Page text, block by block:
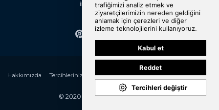
info@yursat.com.tr
Bizi Takip Edin
Hakkımızda Tercihlerinizi Değiştirin Kategoriler
Markalar
Referanslar
İletişim
© 2020 Yursat All rights reserved